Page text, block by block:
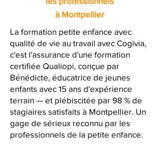
à Montpellier
La formation petite enfance avec
qualité de vie au travail avec Cogivia,
c'est l'assurance d'une formation
certifiée Qualiopi, conçue par
Bénédicte, éducatrice de jeunes
enfants avec 15 ans d'expérience
terrain — et plébiscitée par 98 % de
stagiaires satisfaits à Montpellier. Un
gage de sérieux reconnu par les
professionnels de la petite enfance.